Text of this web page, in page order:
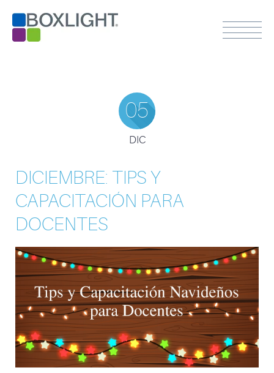
05
DIC
DICIEMBRE: TIPS Y
CAPACITACIÓN PARA
DOCENTES